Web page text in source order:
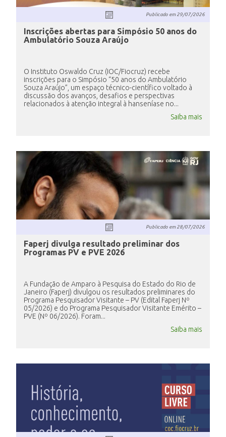
Publicado em29/07/2026
Inscrições abertas para Simpósio 50 anos do
Ambulatório Souza Araújo
O Instituto Oswaldo Cruz (IOC/Fiocruz) recebe
inscrições para o Simpósio “50 anos do Ambulatório
Souza Araújo”, um espaço técnico-científico voltado à
discussão dos avanços, desafios e perspectivas
relacionados à atenção integral à hanseníase no...
Saiba mais
Publicado em28/07/2026
Faperj divulga resultado preliminar dos
Programas PV e PVE 2026
A Fundação de Amparo à Pesquisa do Estado do Rio de
Janeiro (Faperj) divulgou os resultados preliminares do
Programa Pesquisador Visitante – PV (Edital Faperj Nº
05/2026) e do Programa Pesquisador Visitante Emérito –
PVE (Nº 06/2026). Foram...
Saiba mais